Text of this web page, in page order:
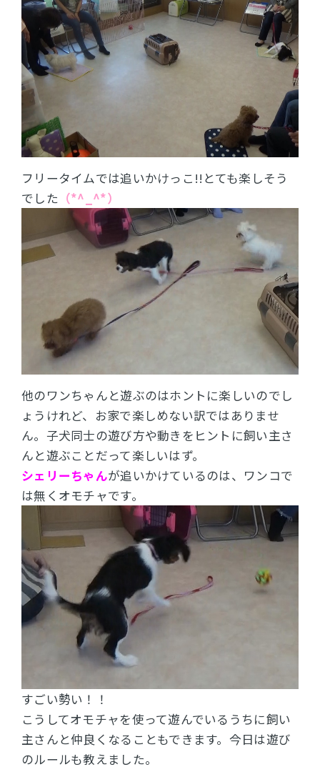
フリータイムでは追いかけっこ!!とても楽しそう
でした （*^_^*）
他のワンちゃんと遊ぶのはホントに楽しいのでし
ょうけれど、お家で楽しめない訳ではありませ
ん。 子犬同士の遊び方や動きをヒントに飼い主さ
んと遊ぶことだって楽しいはず。
シェリーちゃんが追いかけているのは、ワンコで
は無くオモチャです。
すごい勢い！！
こうしてオモチャを使って遊んでいるうちに飼い
主さんと仲良くなることもできます。 今日は遊び
のルールも教えました。